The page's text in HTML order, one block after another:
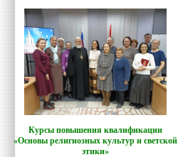
Курсы повышения квалификации
«Основы религиозных культур и светской
этики»